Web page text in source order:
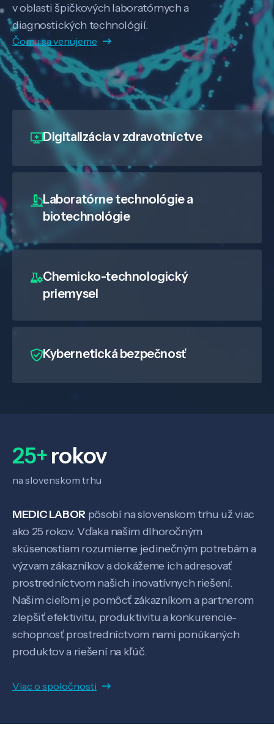
v oblasti špičkových laboratórnych a
diagnostických technológií.
Čomu sa venujeme
Digitalizáciav zdravotníctve
Laboratórne technológie a
biotechnológie
Chemicko-technologický
priemysel
Kybernetická bezpečnosť
25+rokov
na slovenskom trhu
MEDIC LABOR pôsobí na slovenskom trhu už viac
ako 25 rokov. Vďaka našim dlhoročným
skúsenostiam rozumieme jedinečným potrebám a
výzvam zákazníkov a dokážeme ich adresovať
prostredníctvom našich inovatívnych riešení.
Našim cieľom je pomôcť zákazníkom a partnerom
zlepšiť efektivitu, produktivitu a konkurencie-
schopnosť prostredníctvom nami ponúkaných
produktov a riešení na kľúč.
Viac o spoločnosti